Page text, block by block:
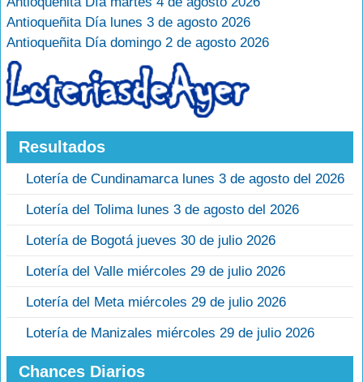
Antioqueñita Día lunes 3 de agosto 2026
Antioqueñita Día domingo 2 de agosto 2026
Resultados
Lotería de Cundinamarca lunes 3 de agosto del 2026
Lotería del Tolima lunes 3 de agosto del 2026
Lotería de Bogotá jueves 30 de julio 2026
Lotería del Valle miércoles 29 de julio 2026
Lotería del Meta miércoles 29 de julio 2026
Lotería de Manizales miércoles 29 de julio 2026
Chances Diarios